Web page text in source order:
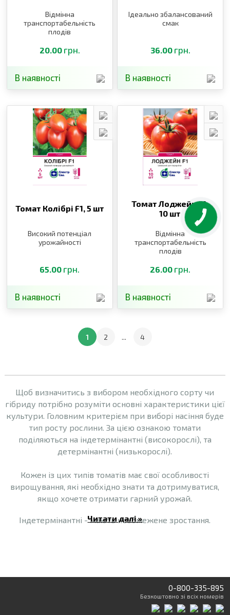
Відмінна
транспортабельність
плодів
20.00 грн.
В наявності
Ідеально збалансований
смак
36.00 грн.
В наявності
Томат Колібрі F1,5 шт
Високий потенціал
урожайності
65.00 грн.
В наявності
Томат Лоджейн F1,
10 шт
Відмінна
транспортабельність
плодів
26.00 грн.
В наявності
1 2 ... 4
Щоб визначитись з вибором необхідного сорту чи
гібриду потрібно розуміти основні характеристики цієї
культури. Головним критерієм при виборі насіння буде
тип росту рослини. За цією ознакою томати
поділяються на індетермінантні (високорослі), та
детермінантні (низькорослі).
Кожен із цих типів томатів має свої особливості
вирощування, які необхідно знати та дотримуватися,
якщо хочете отримати гарний урожай.
Індетермінантні - мають необмежене зростання.
усього сезону.
Детермінантні - мають обмежений ріст, висотою 0,4 –
0,8 м. Їхня особливість у тому, що вони формують
Читати далі »
0-800-335-895
Безкоштовно зі всіх номерів